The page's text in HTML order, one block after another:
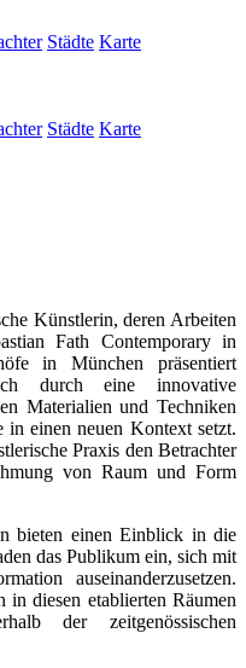
Städte Karte
Städte Karte
Künstlerin, deren Arbeiten
Fath Contemporary in
in München präsentiert
durch eine innovative
Materialien und Techniken
einen neuen Kontext setzt.
Praxis den Betrachter
von Raum und Form
bieten einen Einblick in die
das Publikum ein, sich mit
auseinanderzusetzen.
diesen etablierten Räumen
der zeitgenössischen